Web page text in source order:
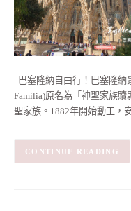
巴塞隆納自由行！巴塞隆納
Familia)原名為「神聖家族贖
聖家族。1882年開始動工，
CONTINUE READING